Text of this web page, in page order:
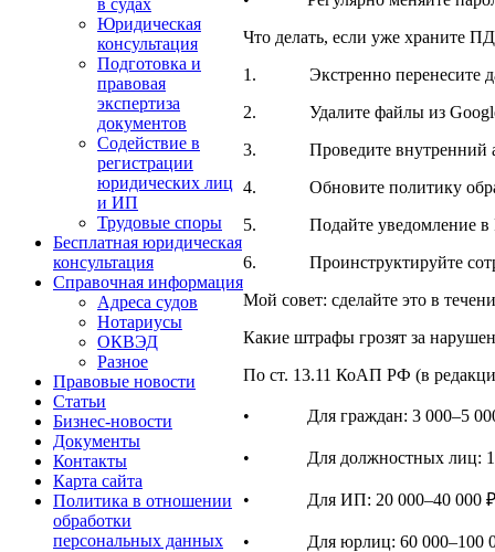
в судах
Юридическая
консультация
Подготовка и
правовая
экспертиза
документов
Содействие в
регистрации
юридических лиц
и ИП
Трудовые споры
Бесплатная юридическая
консультация
Справочная информация
Адреса судов
Нотариусы
ОКВЭД
Разное
Правовые новости
Статьи
Бизнес-новости
Документы
Контакты
Карта сайта
Политика в отношении
обработки
персональных данных
Что делать, если уже храните
1. Экстренно перенесите
2. Удалите файлы из Google
3. Проведите внутренний
4. Обновите политику
5. Подайте уведомление в
6. Проинструктируйте
Мой совет: сделайте это в
Какие штрафы грозят за
По ст. 13.11 КоАП РФ (в
• Для граждан: 3 000–5
• Для должностных лиц: 10
• Для ИП: 20 000–40 000
• Для юрлиц: 60 000–100 000